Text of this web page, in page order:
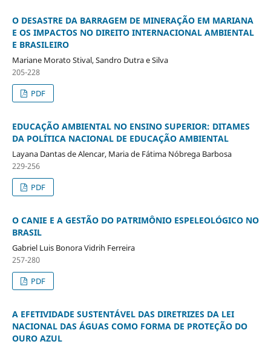
O DESASTRE DA BARRAGEM DE MINERAÇÃO EM MARIANA
E OS IMPACTOS NO DIREITO INTERNACIONAL AMBIENTAL
E BRASILEIRO
Mariane Morato Stival, Sandro Dutra e Silva
205-228
PDF
EDUCAÇÃO AMBIENTAL NO ENSINO SUPERIOR: DITAMES
DA POLÍTICA NACIONAL DE EDUCAÇÃO AMBIENTAL
Layana Dantas de Alencar, Maria de Fátima Nóbrega Barbosa
229-256
PDF
O CANIE E A GESTÃO DO PATRIMÔNIO ESPELEOLÓGICO NO
BRASIL
Gabriel Luis Bonora Vidrih Ferreira
257-280
PDF
A EFETIVIDADE SUSTENTÁVEL DAS DIRETRIZES DA LEI
NACIONAL DAS ÁGUAS COMO FORMA DE PROTEÇÃO DO
OURO AZUL